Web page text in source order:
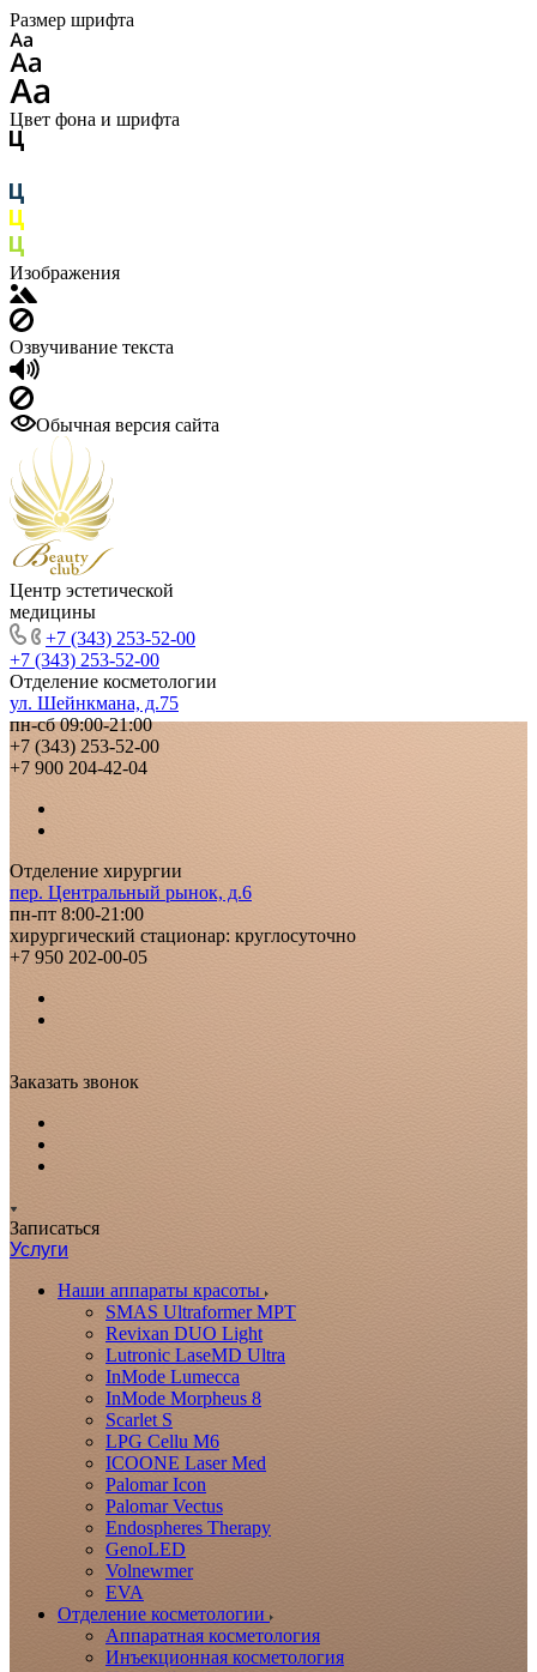
Размер шрифта
Цвет фона и шрифта
Изображения
Озвучивание текста
Обычная версия сайта
Центр эстетической
медицины
+7 (343) 253-52-00
+7 (343) 253-52-00
Отделение косметологии
ул. Шейнкмана, д.75
пн-сб 09:00-21:00
+7 (343) 253-52-00
+7 900 204-42-04
Отделение хирургии
пер. Центральный рынок, д.6
пн-пт 8:00-21:00
хирургический стационар: круглосуточно
+7 950 202-00-05
Заказать звонок
Записаться
Услуги
Наши аппараты красоты
SMAS Ultraformer MPT
Revixan DUO Light
Lutronic LaseMD Ultra
InMode Lumecca
InMode Morpheus 8
Scarlet S
LPG Cellu M6
ICOONE Laser Med
Palomar Icon
Palomar Vectus
Endospheres Therapy
GenoLED
Volnewmer
EVA
Отделение косметологии
Аппаратная косметология
Инъекционная косметология